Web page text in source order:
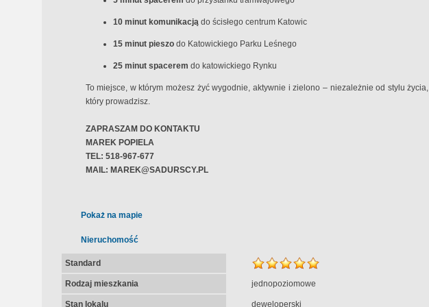
10 minut komunikacjądo ścisłego centrum Katowic
15 minut pieszodo Katowickiego Parku Leśnego
25 minut spacerem do katowickiego Rynku
To miejsce, w którym możesz żyć wygodnie, aktywnie i zielono – niezależnie od stylu życia,
który prowadzisz.
ZAPRASZAM DO KONTAKTU
MAREK POPIELA
TEL: 518-967-677
MAIL: MAREK@SADURSCY.PL
Pokaż na mapie
Nieruchomość
Standard
Rodzaj mieszkania jednopoziomowe
Stan lokalu deweloperski